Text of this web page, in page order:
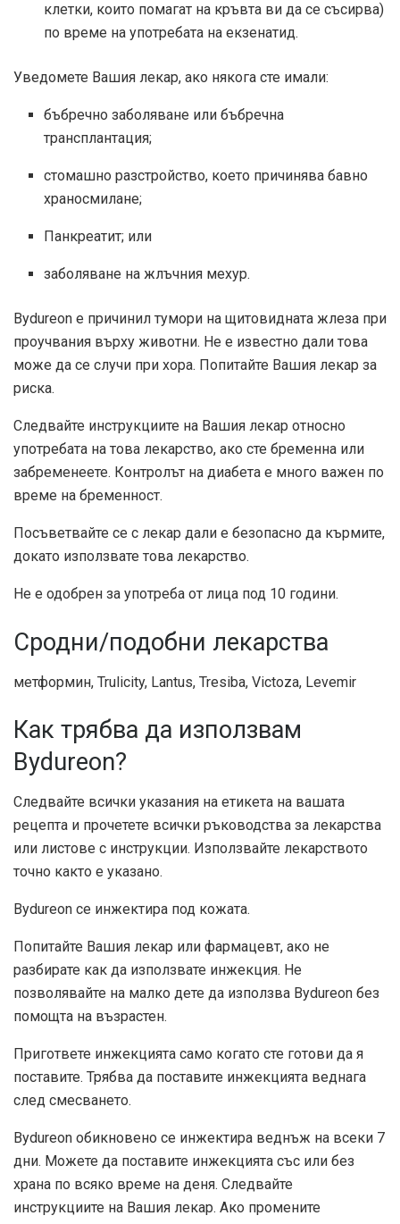
клетки, които помагат на кръвта ви да се съсирва)
по време на употребата на екзенатид.
Уведомете Вашия лекар, ако някога сте имали:
бъбречно заболяване или бъбречна
трансплантация;
стомашно разстройство, което причинява бавно
храносмилане;
Панкреатит; или
заболяване на жлъчния мехур.
Bydureon е причинил тумори на щитовидната жлеза при
проучвания върху животни. Не е известно дали това
може да се случи при хора. Попитайте Вашия лекар за
риска.
Следвайте инструкциите на Вашия лекар относно
употребата на това лекарство, ако сте бременна или
забременеете. Контролът на диабета е много важен по
време на бременност.
Посъветвайте се с лекар дали е безопасно да кърмите,
докато използвате това лекарство.
Не е одобрен за употреба от лица под 10 години.
Сродни/подобни лекарства
метформин, Trulicity, Lantus, Tresiba, Victoza, Levemir
Как трябва да използвам
Bydureon?
Следвайте всички указания на етикета на вашата
рецепта и прочетете всички ръководства за лекарства
или листове с инструкции. Използвайте лекарството
точно както е указано.
Bydureon се инжектира под кожата.
Попитайте Вашия лекар или фармацевт, ако не
разбирате как да използвате инжекция. Не
позволявайте на малко дете да използва Bydureon без
помощта на възрастен.
Пригответе инжекцията само когато сте готови да я
поставите. Трябва да поставите инжекцията веднага
след смесването.
Bydureon обикновено се инжектира веднъж на всеки 7
дни. Можете да поставите инжекцията със или без
храна по всяко време на деня. Следвайте
инструкциите на Вашия лекар. Ако промените